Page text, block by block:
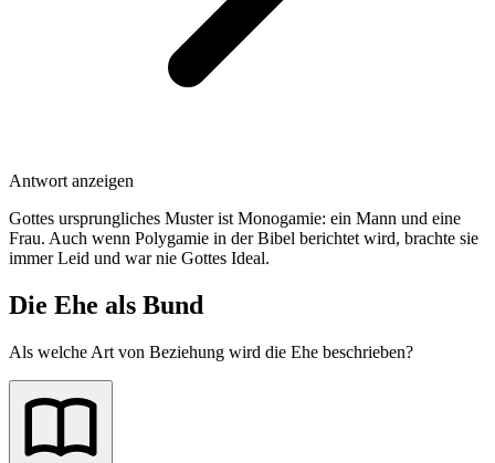
Antwort anzeigen
Gottes ursprungliches Muster ist Monogamie: ein Mann und eine
Frau. Auch wenn Polygamie in der Bibel berichtet wird, brachte sie
immer Leid und war nie Gottes Ideal.
Die Ehe als Bund
Als welche Art von Beziehung wird die Ehe beschrieben?